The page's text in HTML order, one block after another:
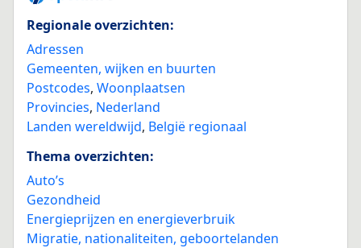
Regionale overzichten:
Adressen
Gemeenten, wijken en buurten
Postcodes, Woonplaatsen
Provincies, Nederland
Landen wereldwijd, België regionaal
Thema overzichten:
Auto’s
Gezondheid
Energieprijzen en energieverbruik
Migratie, nationaliteiten, geboortelanden